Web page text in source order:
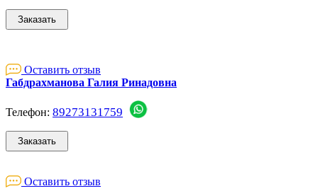
Оставить отзыв
Габдрахманова Галия Ринадовна
Телефон: 89273131759
Оставить отзыв